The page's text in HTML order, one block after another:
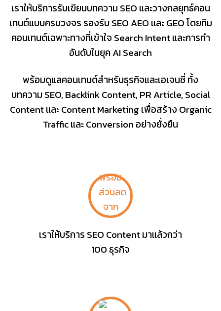
เราให้บริการรับเขียนบทความ SEO และวางกลยุทธ์คอน
เทนต์แบบครบวงจร รองรับ SEO AEO และ GEO โดยทีม
คอนเทนต์เฉพาะทางที่เข้าใจ Search Intent และการทำ
อันดับในยุค AI Search
พร้อมดูแลคอนเทนต์สำหรับธุรกิจและเอเจนซี่ ทั้ง
บทความ SEO, Backlink Content, PR Article, Social
Content และ Content Marketing เพื่อสร้าง Organic
Traffic และ Conversion อย่างยั่งยืน
เราให้บริการ SEO Content มาแล้วกว่า
100 ธุรกิจ